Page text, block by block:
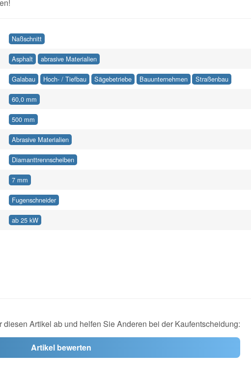
Naßschnitt
Asphalt abrasive Materialien
Galabau Hoch- / Tiefbau Sägebetriebe Bauunternehmen Straßenbau
60,0 mm
500 mm
Abrasive Materialien
Diamanttrennscheiben
7 mm
Fugenschneider
ab 25 kW
Artikel ab und helfen Sie Anderen bei der Kaufentscheidung:
Artikel bewerten